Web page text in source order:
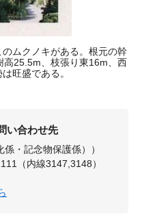
ムクノキがある。根元の幹
25.5m、枝張り東16m、西
旺盛である。
い合わせ先
係・記念物保護係））
（内線3147,3148）